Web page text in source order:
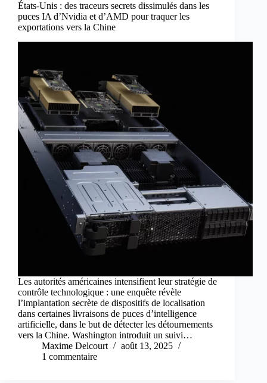
États-Unis : des traceurs secrets dissimulés dans les
puces IA d’Nvidia et d’AMD pour traquer les
exportations vers la Chine
Les autorités américaines intensifient leur stratégie de
contrôle technologique : une enquête révèle
l’implantation secrète de dispositifs de localisation
dans certaines livraisons de puces d’intelligence
artificielle, dans le but de détecter les détournements
vers la Chine. Washington introduit un suivi…
Maxime Delcourt
août 13, 2025
1 commentaire